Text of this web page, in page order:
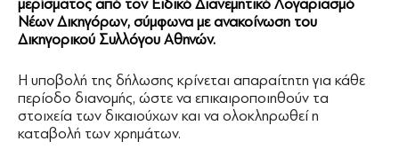
μερίσματος από τον Ειδικό Διανεμητικό Λογαριασμό
Νέων Δικηγόρων, σύμφωνα με ανακοίνωση του
Δικηγορικού Συλλόγου Αθηνών.
Η υποβολή της δήλωσης κρίνεται απαραίτητη για κάθε
περίοδο διανομής, ώστε να επικαιροποιηθούν τα
στοιχεία των δικαιούχων και να ολοκληρωθεί η
καταβολή των χρημάτων.